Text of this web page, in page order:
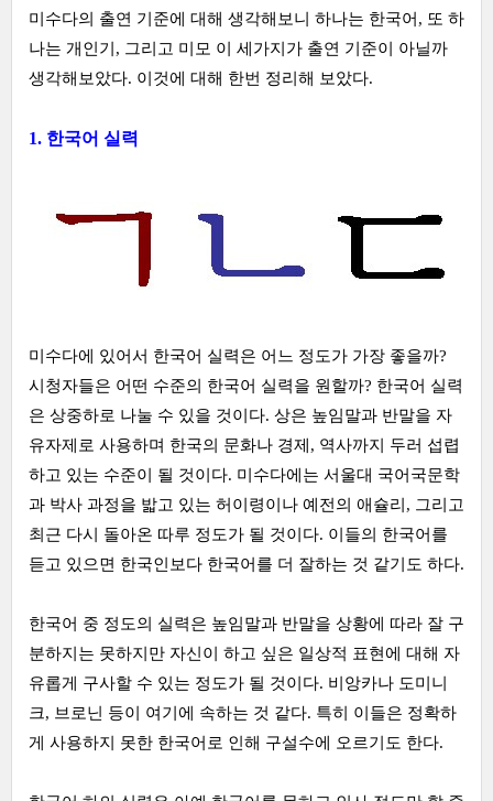
미수다의 출연 기준에 대해 생각해보니 하나는 한국어, 또 하
나는 개인기, 그리고 미모 이 세가지가 출연 기준이 아닐까
생각해보았다. 이것에 대해 한번 정리해 보았다.
1. 한국어 실력
미수다에 있어서 한국어 실력은 어느 정도가 가장 좋을까?
시청자들은 어떤 수준의 한국어 실력을 원할까? 한국어 실력
은 상중하로 나눌 수 있을 것이다. 상은 높임말과 반말을 자
유자제로 사용하며 한국의 문화나 경제, 역사까지 두러 섭렵
하고 있는 수준이 될 것이다. 미수다에는 서울대 국어국문학
과 박사 과정을 밟고 있는 허이령이나 예전의 애슐리, 그리고
최근 다시 돌아온 따루 정도가 될 것이다. 이들의 한국어를
듣고 있으면 한국인보다 한국어를 더 잘하는 것 같기도 하다.
한국어 중 정도의 실력은 높임말과 반말을 상황에 따라 잘 구
분하지는 못하지만 자신이 하고 싶은 일상적 표현에 대해 자
유롭게 구사할 수 있는 정도가 될 것이다. 비앙카나 도미니
크, 브로닌 등이 여기에 속하는 것 같다. 특히 이들은 정확하
게 사용하지 못한 한국어로 인해 구설수에 오르기도 한다.